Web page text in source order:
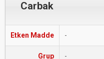
Carbak
Etken Madde -
Grup -